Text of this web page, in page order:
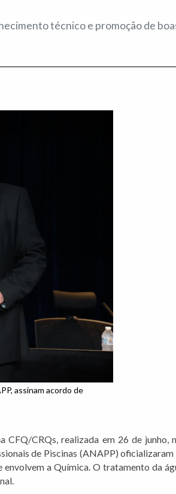
técnico e promoção de
assinam acordo de
CRQs, realizada em 26 de junho,
de Piscinas (ANAPP)
a Química. O tratamento da